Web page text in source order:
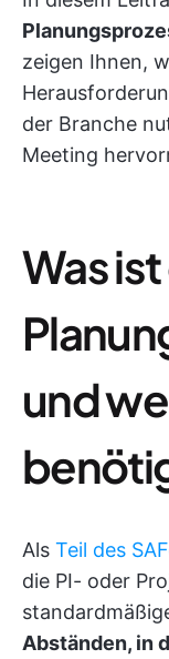
zeigen Ihnen,
der Branche
Meeting
Was
und
Als Teil des
die PI- oder
Abständen, in